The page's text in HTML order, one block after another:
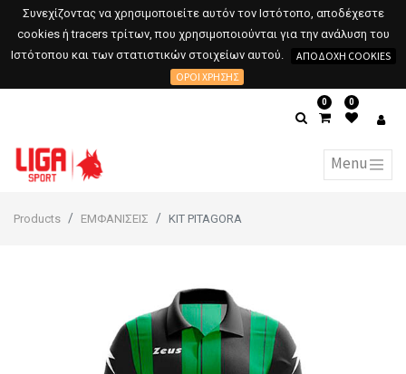
Συνεχίζοντας να χρησιμοποιείτε αυτόν τον Ιστότοπο, αποδέχεστε
cookies ή tracers τρίτων, που χρησιμοποιούνται για την ανάλυση του
Ιστότοπου και των στατιστικών στοιχείων αυτού.
ΑΠΟΔΟΧΉ COOKIES
ΌΡΟΙ ΧΡΉΣΗΣ
0 0
Products ΕΜΦΑΝΙΣΕΙΣ KIT PITAGORA